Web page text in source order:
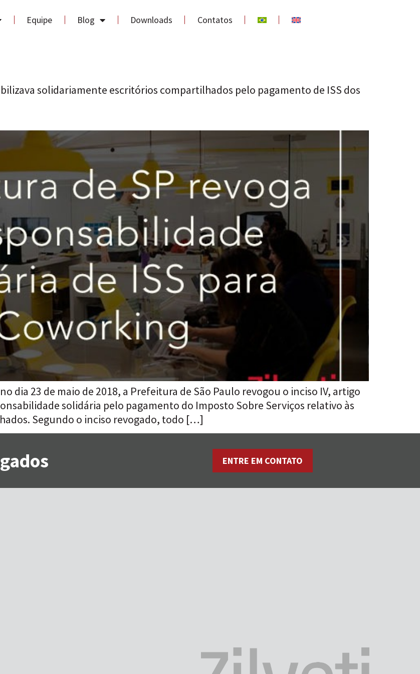
Equipe Blog Downloads Contatos
solidariamente escritórios compartilhados pelo pagamento de ISS dos
dia 23 de maio de 2018, a Prefeitura de São Paulo revogou o inciso IV, artigo
solidária pelo pagamento do Imposto Sobre Serviços relativo às
Segundo o inciso revogado, todo […]
ENTRE EM CONTATO